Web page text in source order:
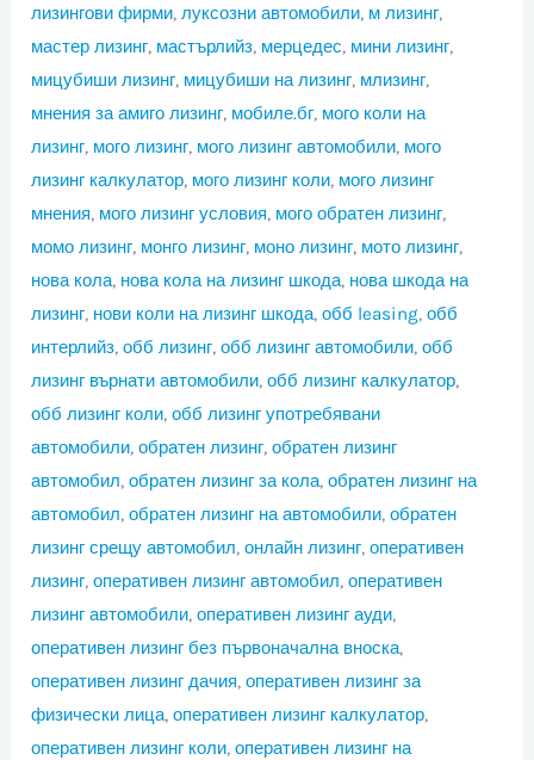
лизингови фирми, луксозни автомобили, м лизинг,
мастер лизинг, мастърлийз, мерцедес, мини лизинг,
мицубиши лизинг, мицубиши на лизинг, млизинг,
мнения за амиго лизинг, мобиле.бг, мого коли на
лизинг, мого лизинг, мого лизинг автомобили, мого
лизинг калкулатор, мого лизинг коли, мого лизинг
мнения, мого лизинг условия, мого обратен лизинг,
момо лизинг, монго лизинг, моно лизинг, мото лизинг,
нова кола, нова кола на лизинг шкода, нова шкода на
лизинг, нови коли на лизинг шкода,обб leasing,обб
интерлийз,обб лизинг,обб лизинг автомобили,обб
лизинг върнати автомобили,обб лизинг калкулатор,
обб лизинг коли,обб лизинг употребявани
автомобили,обратен лизинг,обратен лизинг
автомобил,обратен лизинг за кола,обратен лизинг на
автомобил,обратен лизинг на автомобили,обратен
лизинг срещу автомобил,онлайн лизинг,оперативен
лизинг,оперативен лизинг автомобил,оперативен
лизинг автомобили,оперативен лизинг ауди,
оперативен лизинг без първоначална вноска,
оперативен лизинг дачия,оперативен лизинг за
физически лица,оперативен лизинг калкулатор,
оперативен лизинг коли,оперативен лизинг на